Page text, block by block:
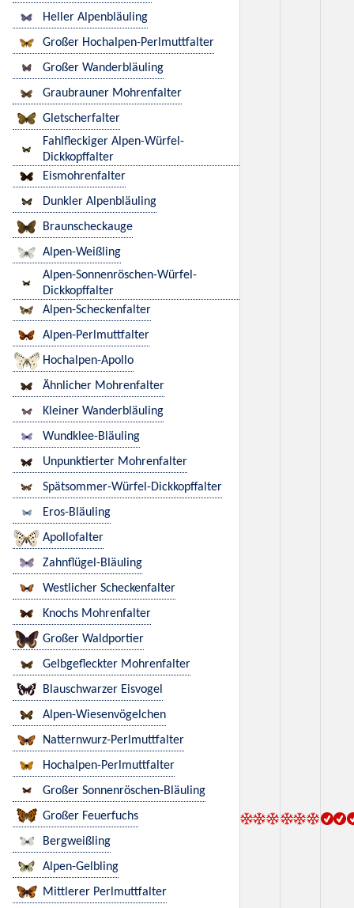
Heller Alpenbläuling
Großer Hochalpen-Perlmuttfalter
Großer Wanderbläuling
Graubrauner Mohrenfalter
Gletscherfalter
Fahlfleckiger Alpen-Würfel-
Dickkopffalter
Eismohrenfalter
Dunkler Alpenbläuling
Braunscheckauge
Alpen-Weißling
Alpen-Sonnenröschen-Würfel-
Dickkopffalter
Alpen-Scheckenfalter
Alpen-Perlmuttfalter
Hochalpen-Apollo
Ähnlicher Mohrenfalter
Kleiner Wanderbläuling
Wundklee-Bläuling
Unpunktierter Mohrenfalter
Spätsommer-Würfel-Dickkopffalter
Eros-Bläuling
Apollofalter
Zahnflügel-Bläuling
Westlicher Scheckenfalter
Knochs Mohrenfalter
Großer Waldportier
Gelbgefleckter Mohrenfalter
Blauschwarzer Eisvogel
Alpen-Wiesenvögelchen
Natternwurz-Perlmuttfalter
Hochalpen-Perlmuttfalter
Großer Sonnenröschen-Bläuling
Großer Feuerfuchs
Bergweißling
Alpen-Gelbling
Mittlerer Perlmuttfalter